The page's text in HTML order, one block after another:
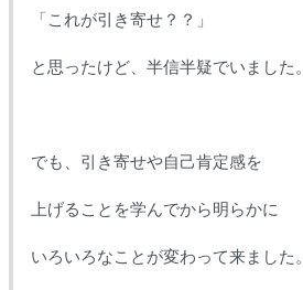
「これが引き寄せ？？」
と思ったけど、半信半疑でいました。
でも、引き寄せや自己肯定感を
上げることを学んでから明らかに
いろいろなことが変わって来ました。